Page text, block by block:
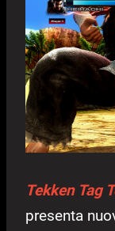
Tekken Tag
presenta